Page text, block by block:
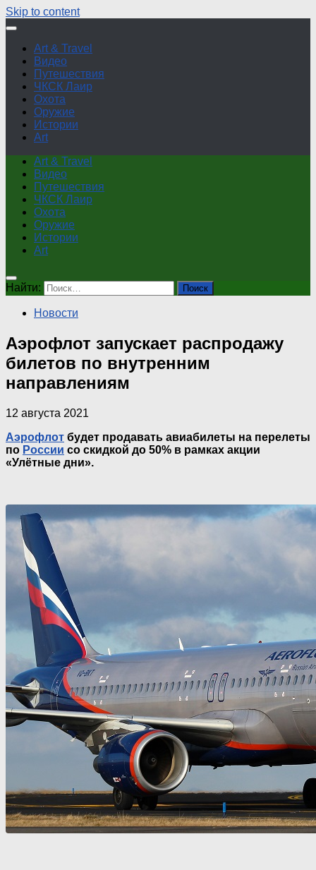
Skip to content
Art & Travel
Видео
Путешествия
ЧКСК Лаир
Охота
Оружие
Истории
Art
Art & Travel
Видео
Путешествия
ЧКСК Лаир
Охота
Оружие
Истории
Art
Найти:
Новости
Аэрофлот запускает распродажу
билетов по внутренним
направлениям
12 августа 2021
Аэрофлот будет продавать авиабилеты на перелеты
по России со скидкой до 50% в рамках акции
«Улётные дни».